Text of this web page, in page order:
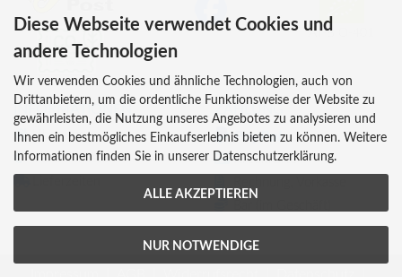
AT-BIO-401
INFORMATIONEN
Über uns
Versandkosten
Lieferzeiten
ZAHLUNG
Kreditkarte
Bar (im Geschäft)
Diese Webseite verwendet Cookies und
andere Technologien
Wir verwenden Cookies und ähnliche Technologien, auch von
Drittanbietern, um die ordentliche Funktionsweise der Website zu
gewährleisten, die Nutzung unseres Angebotes zu analysieren und
Ihnen ein bestmögliches Einkaufserlebnis bieten zu können. Weitere
Informationen finden Sie in unserer Datenschutzerklärung.
ALLE AKZEPTIEREN
NUR NOTWENDIGE